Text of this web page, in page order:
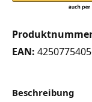
EAN:
Beschreibung